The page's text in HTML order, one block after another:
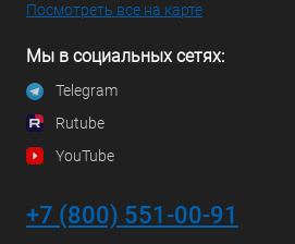
Посмотреть все на карте
Мы в социальных сетях:
Telegram
Rutube
YouTube
+7 (800) 551-00-91